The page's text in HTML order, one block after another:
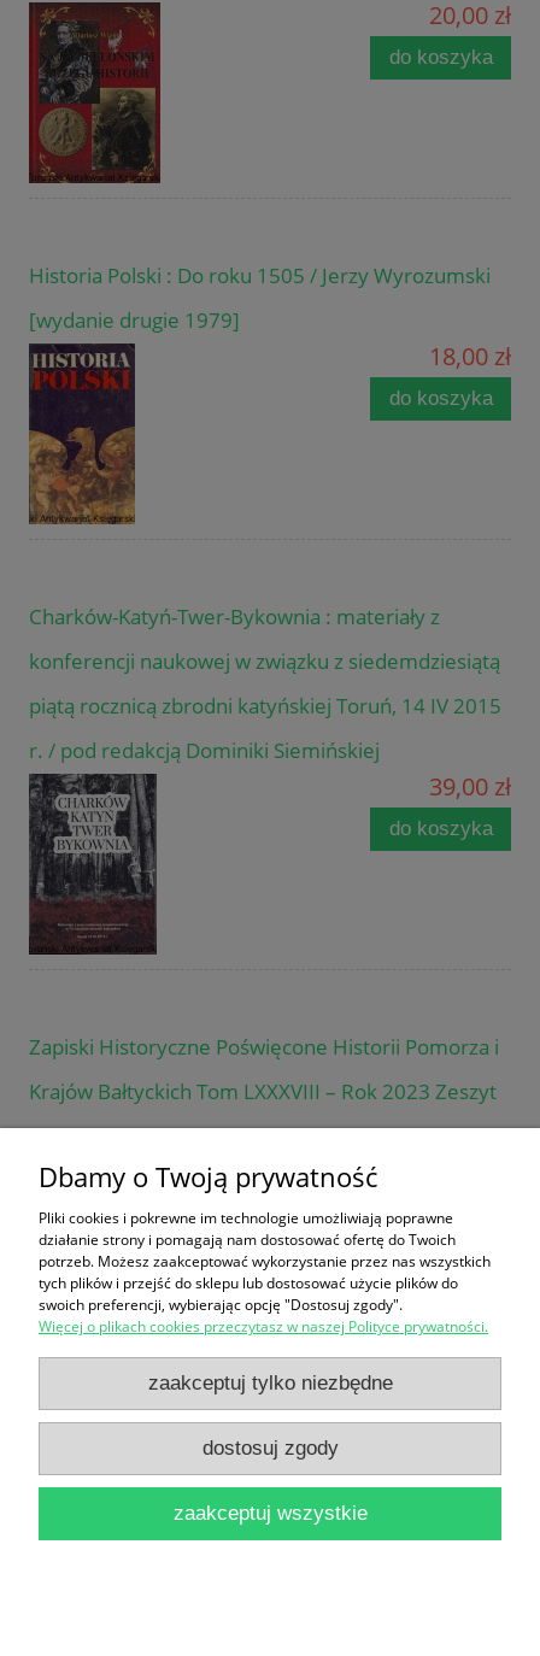
20,00 zł
do koszyka
Historia Polski : Do roku 1505 / Jerzy Wyrozumski
[wydanie drugie 1979]
18,00 zł
do koszyka
Charków-Katyń-Twer-Bykownia : materiały z
konferencji naukowej w związku z siedemdziesiątą
piątą rocznicą zbrodni katyńskiej Toruń, 14 IV 2015
r. / pod redakcją Dominiki Siemińskiej
39,00 zł
do koszyka
Zapiski Historyczne Poświęcone Historii Pomorza i
Krajów Bałtyckich Tom LXXXVIII – Rok 2023 Zeszyt
1
do koszyka
Stąd do starożytności / Aleksander Krawczuk
18,00 zł
Dbamy o Twoją prywatność
Pliki cookies i pokrewne im technologie umożliwiają poprawne
działanie strony i pomagają nam dostosować ofertę do Twoich
potrzeb. Możesz zaakceptować wykorzystanie przez nas wszystkich
tych plików i przejść do sklepu lub dostosować użycie plików do
swoich preferencji, wybierając opcję "Dostosuj zgody".
Więcej o plikach cookies przeczytasz w naszej Polityce prywatności.
zaakceptuj tylko niezbędne
dostosuj zgody
zaakceptuj wszystkie